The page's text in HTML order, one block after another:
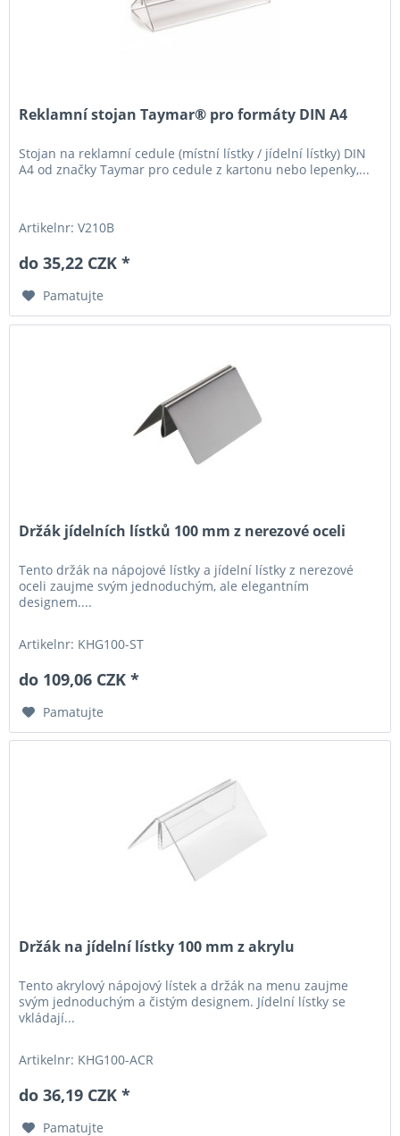
Reklamní stojan Taymar® pro formáty DIN A4
Stojan na reklamní cedule (místní lístky / jídelní lístky) DIN
A4 od značky Taymar pro cedule z kartonu nebo lepenky,...
Artikelnr: V210B
do 35,22 CZK *
Pamatujte
Držák jídelních lístků 100 mm z nerezové oceli
Tento držák na nápojové lístky a jídelní lístky z nerezové
oceli zaujme svým jednoduchým, ale elegantním
designem....
Artikelnr: KHG100-ST
do 109,06 CZK *
Pamatujte
Držák na jídelní lístky 100 mm z akrylu
Tento akrylový nápojový lístek a držák na menu zaujme
svým jednoduchým a čistým designem. Jídelní lístky se
vkládají...
Artikelnr: KHG100-ACR
do 36,19 CZK *
Pamatujte